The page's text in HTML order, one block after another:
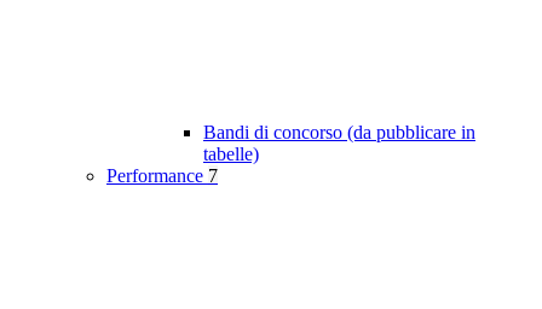
Bandi di concorso (da pubblicare in
tabelle)
Performance 7